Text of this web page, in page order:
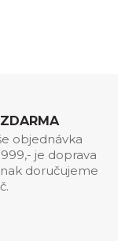
objednávka
je doprava
doručujeme